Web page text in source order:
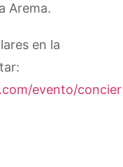
Arema.
en la
evento/